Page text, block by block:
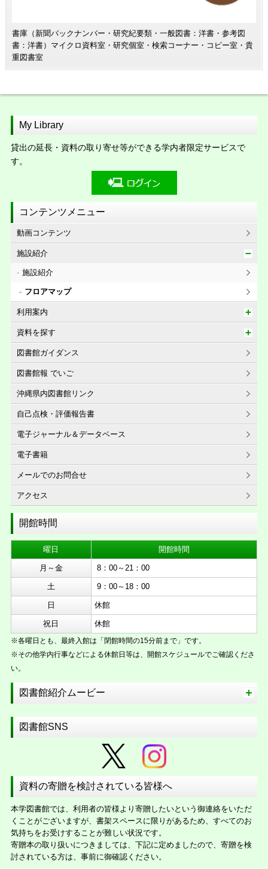
書庫（新聞バックナンバー・研究紀要類・一般図書：洋書・参考図
書：洋書）マイクロ資料室・研究個室・検索コーナー・コピー室・貴
重図書室
My Library
貸出の延長・資料の取り寄せ等ができる学内者限定サービスで
す。
コンテンツメニュー
動画コンテンツ
施設紹介
施設紹介
フロアマップ
利用案内
資料を探す
図書館ガイダンス
図書館報 でいご
沖縄県内図書館リンク
自己点検・評価報告書
電子ジャーナル＆データベース
電子書籍
メールでのお問合せ
アクセス
開館時間
曜日 開館時間
月～金 8：00～21：00
土 9：00～18：00
日 休館
祝日 休館
※各曜日とも、最終入館は「閉館時間の15分前まで」です。
※その他学内行事などによる休館日等は、開館スケジュールでご確認くださ
い。
図書館紹介ムービー
図書館SNS
資料の寄贈を検討されている皆様へ
本学図書館では、利用者の皆様より寄贈したいという御連絡をいただ
くことがございますが、書架スペースに限りがあるため、すべてのお
気持ちをお受けすることが難しい状況です。
寄贈本の取り扱いにつきましては、下記に定めましたので、寄贈を検
討されている方は、事前に御確認ください。